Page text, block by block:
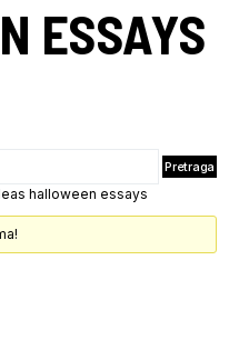
ESSAYS
halloween essays